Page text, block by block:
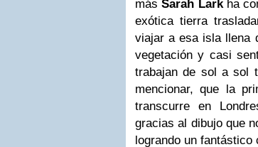
másSarah Larkha
exótica tierra
viajar a esa isla llena
vegetación y casi
trabajan de sol a sol
mencionar, que la
transcurre en
gracias al dibujo que
logrando un